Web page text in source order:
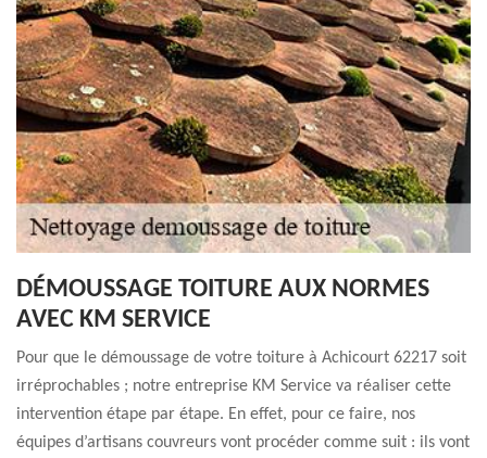
DÉMOUSSAGE TOITURE AUX NORMES
AVEC KM SERVICE
Pour que le démoussage de votre toiture à Achicourt 62217 soit
irréprochables ; notre entreprise KM Service va réaliser cette
intervention étape par étape. En effet, pour ce faire, nos
équipes d’artisans couvreurs vont procéder comme suit : ils vont